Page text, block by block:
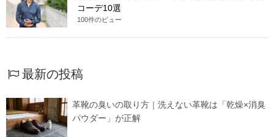
コーデ10選
100件のビュー
最新の投稿
革靴の臭いの取り方｜洗えない革靴は「乾燥×消臭
パウダー」が正解